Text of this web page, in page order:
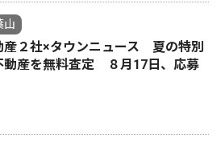
山
産２社×タウンニュース 夏の特別
産を無料査定 ８月17日、応募